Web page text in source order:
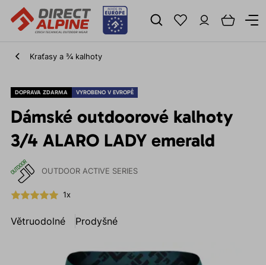
Kraťasy a ¾ kalhoty
DOPRAVA ZDARMA VYROBENO V EVROPĚ
Dámské outdoorové kalhoty
3/4 ALARO LADY emerald
OUTDOOR ACTIVE SERIES
1x
Větruodolné Prodyšné